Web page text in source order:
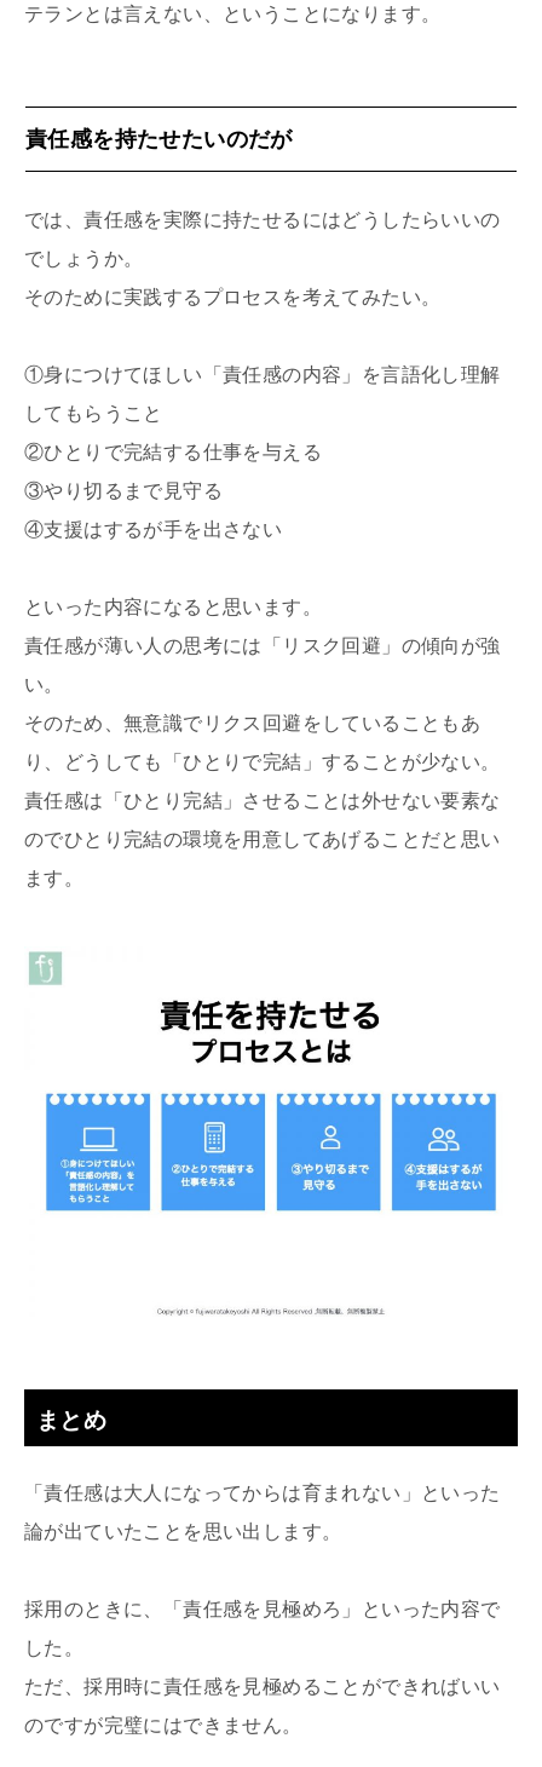
テランとは言えない、ということになります。
責任感を持たせたいのだが
では、責任感を実際に持たせるにはどうしたらいいの
でしょうか。
そのために実践するプロセスを考えてみたい。
①身につけてほしい「責任感の内容」を言語化し理解
してもらうこと
②ひとりで完結する仕事を与える
③やり切るまで見守る
④支援はするが手を出さない
といった内容になると思います。
責任感が薄い人の思考には「リスク回避」の傾向が強
い。
そのため、無意識でリクス回避をしていることもあ
り、どうしても「ひとりで完結」することが少ない。
責任感は「ひとり完結」させることは外せない要素な
のでひとり完結の環境を用意してあげることだと思い
ます。
まとめ
「責任感は大人になってからは育まれない」といった
論が出ていたことを思い出します。
採用のときに、「責任感を見極めろ」といった内容で
した。
ただ、採用時に責任感を見極めることができればいい
のですが完璧にはできません。